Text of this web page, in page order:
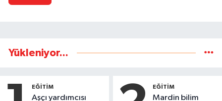
Yükleniyor...
EĞİTİM
Aşçı yardımcısı
EĞİTİM
Mardin bilim